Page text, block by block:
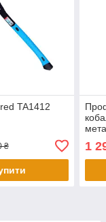
TA1412
₴ 1